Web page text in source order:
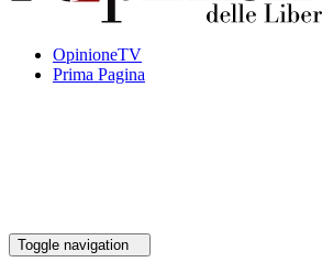
OpinioneTV
Prima Pagina
Toggle navigation